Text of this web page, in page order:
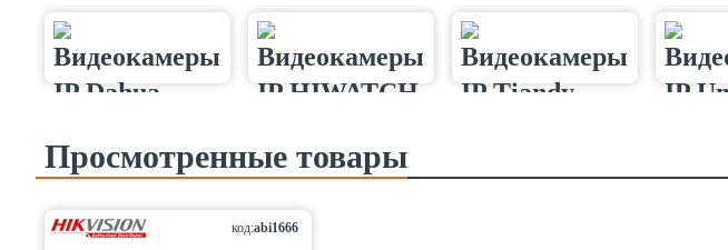
Просмотренные товары
код:abi1666